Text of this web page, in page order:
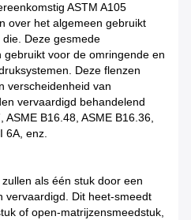
ASTM A105
over het algemeen gebruikt
Deze gesmede
gebruikt voor de omringende en
Deze flenzen
verscheidenheid van
vervaardigd behandelend
ASME B16.48, ASME B16.36,
6A, enz.
als één stuk door een
vervaardigd. Dit heet-smeedt
of open-matrijzensmeedstuk,